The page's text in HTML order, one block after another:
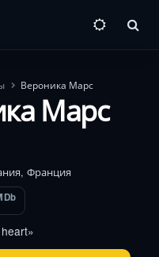
Вероника Марс
Марс
Франция